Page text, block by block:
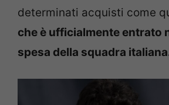
determinati acquisti come
che è ufficialmente entrato
spesa della squadra